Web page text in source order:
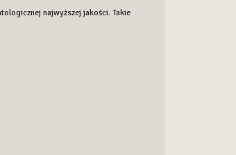
najwyższej jakości. Takie